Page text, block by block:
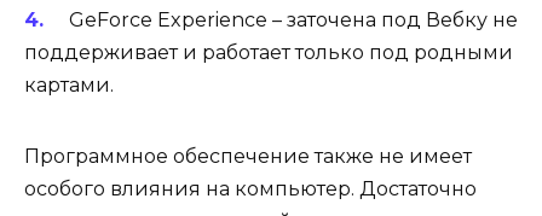
GeForce Experience – заточена под Вебку не
поддерживает и работает только под родными
картами.
Программное обеспечение также не имеет
особого влияния на компьютер. Достаточно